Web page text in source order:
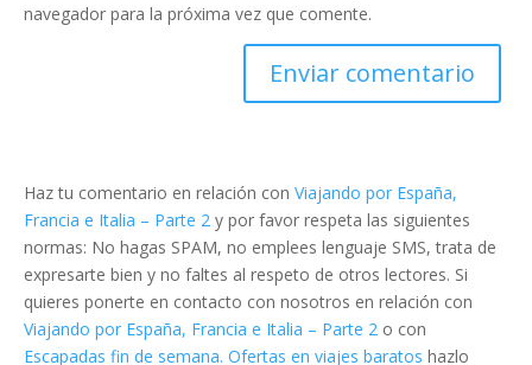
navegador para la próxima vez que comente.
Haz tu comentario en relación con Viajando por España,
Francia e Italia – Parte 2 y por favor respeta las siguientes
normas: No hagas SPAM, no emplees lenguaje SMS, trata de
expresarte bien y no faltes al respeto de otros lectores. Si
quieres ponerte en contacto con nosotros en relación con
Viajando por España, Francia e Italia – Parte 2 o con
Escapadas fin de semana. Ofertas en viajes baratos hazlo